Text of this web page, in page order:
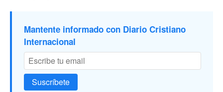
Mantente informado con Diario Cristiano
Internacional
Suscríbete